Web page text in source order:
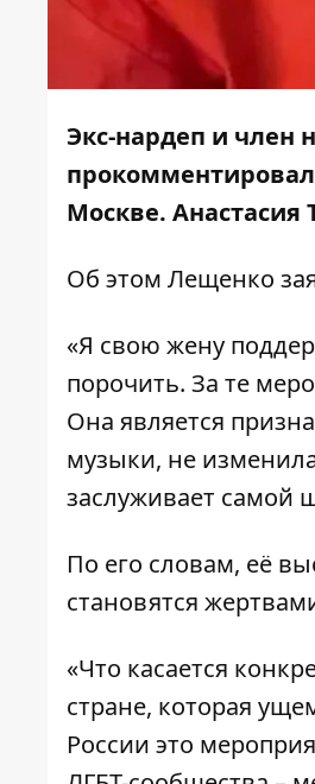
Экс-нардеп и член
прокомментировал
Москве. Анастасия
Об этом Лещенко
«Я свою жену
порочить. За те
Она является
музыки, не
заслуживает самой
По его словам, её
становятся
«Что касается
стране, которая
России это